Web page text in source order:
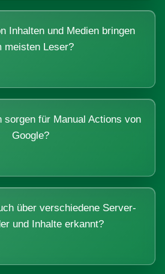
Inhalten und Medien bringen
meisten Leser?
sorgen für Manual Actions von
Google?
über verschiedene Server-
und Inhalte erkannt?